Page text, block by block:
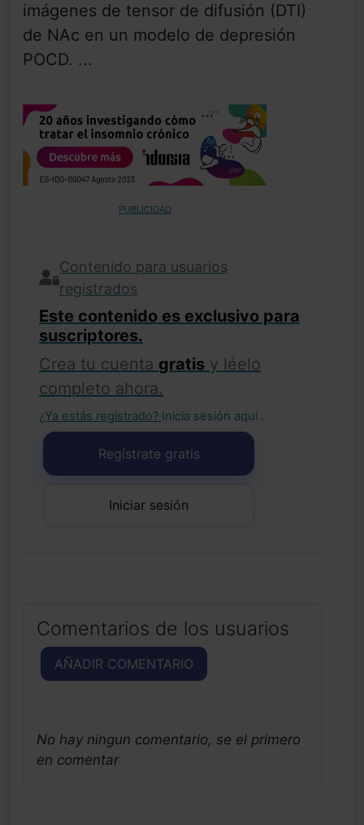
imágenes de tensor de difusión (DTI)
de NAc en un modelo de depresión
POCD. ...
PUBLICIDAD
Contenido para usuarios
registrados
Este contenido es exclusivo para
suscriptores.
Crea tu cuenta gratis y léelo
completo ahora.
¿Ya estás registrado? Inicia sesión aquí .
Regístrate gratis
Iniciar sesión
Comentarios de los usuarios
AÑADIR COMENTARIO
No hay ningun comentario, se el primero
en comentar